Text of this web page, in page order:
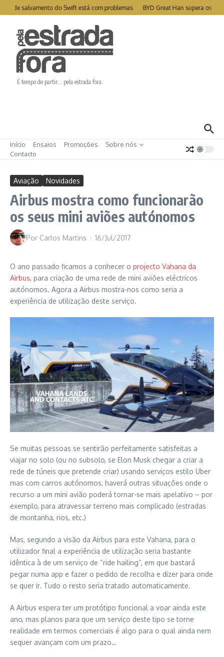
Ir para o conteúdo
de salvamento do Swift está com problemas BYD Great Han supera os
É tempo de partir… pela estrada fora.
Início Ensaios Promoções
Sobre nós
Contacto
Aviação Novidades
Airbus mostra como funcionarão
os seus mini aviões autónomos
Por Carlos Martins 16/Jul/2017
O ano passado ficamos a conhecer o projecto Vahana da
Airbus, para criação de uma rede de mini aviões eléctricos
autónomos. Agora a Airbus mostra-nos como seria a
experiência de utilização deste serviço.
Se muitas pessoas se sentirão perfeitamente satisfeitas a
viajar no solo (ou no subsolo, se Elon Musk chegar a criar a
rede de túneis que pretende criar) usando serviços estilo Uber
mas com carros autónomos, haverá outras situações onde o
recurso a um mini avião poderá tornar-se mais apelativo – por
exemplo, para atravessar terreno mais complicado (estradas
de montanha, rios, etc.)
Mas, segundo a visão da Airbus para este Vahana, para o
utilizador final a experiência de utilização seria bastante
idêntica à de um serviço de “ride hailing”, em que bastará
pegar numa app e fazer o pedido de recolha e dizer para onde
se quer ir. Tudo o resto seria tratado automaticamente.
A Airbus espera ter um protótipo funcional a voar ainda este
ano, mas planos para que um serviço deste tipo se torne
realidade em termos comerciais é algo para o qual ainda nem
sequer avançam com um prazo…